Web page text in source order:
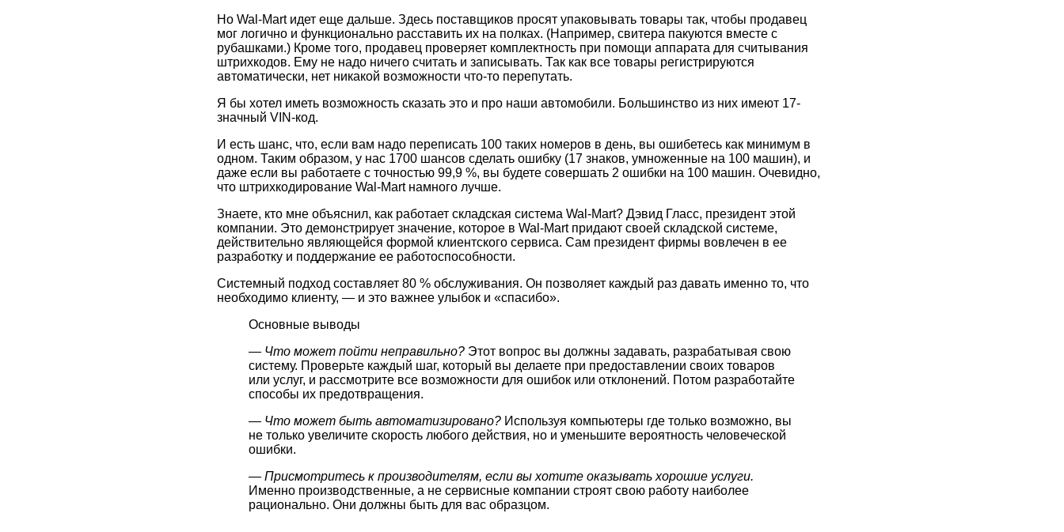
Но Wal-Mart идет еще дальше. Здесь поставщиков просят упаковывать товары так, чтобы продавец
мог логично и функционально расставить их на полках. (Например, свитера пакуются вместе с
рубашками.) Кроме того, продавец проверяет комплектность при помощи аппарата для считывания
штрихкодов. Ему не надо ничего считать и записывать. Так как все товары регистрируются
автоматически, нет никакой возможности что-то перепутать.
Я бы хотел иметь возможность сказать это и про наши автомобили. Большинство из них имеют 17-
значный VIN-код.
И есть шанс, что, если вам надо переписать 100 таких номеров в день, вы ошибетесь как минимум в
одном. Таким образом, у нас 1700 шансов сделать ошибку (17 знаков, умноженные на 100 машин), и
даже если вы работаете с точностью 99,9 %, вы будете совершать 2 ошибки на 100 машин. Очевидно,
что штрихкодирование Wal-Mart намного лучше.
Знаете, кто мне объяснил, как работает складская система Wal-Mart? Дэвид Гласс, президент этой
компании. Это демонстрирует значение, которое в Wal-Mart придают своей складской системе,
действительно являющейся формой клиентского сервиса. Сам президент фирмы вовлечен в ее
разработку и поддержание ее работоспособности.
Системный подход составляет 80 % обслуживания. Он позволяет каждый раз давать именно то, что
необходимо клиенту, — и это важнее улыбок и «спасибо».
Основные выводы
— Что может пойти неправильно? Этот вопрос вы должны задавать, разрабатывая свою
систему. Проверьте каждый шаг, который вы делаете при предоставлении своих товаров
или услуг, и рассмотрите все возможности для ошибок или отклонений. Потом разработайте
способы их предотвращения.
— Что может быть автоматизировано? Используя компьютеры где только возможно, вы
не только увеличите скорость любого действия, но и уменьшите вероятность человеческой
ошибки.
— Присмотритесь к производителям, если вы хотите оказывать хорошие услуги.
Именно производственные, а не сервисные компании строят свою работу наиболее
рационально. Они должны быть для вас образцом.